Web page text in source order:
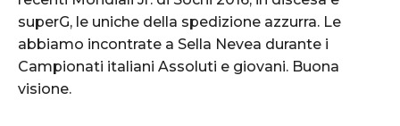
superG, le uniche della spedizione azzurra. Le
abbiamo incontrate a Sella Nevea durante i
Campionati italiani Assoluti e giovani. Buona
visione.